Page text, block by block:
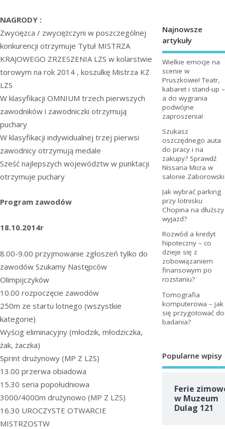
NAGRODY :
Zwycięzca / zwyciężczyni w poszczególnej
konkurencji otrzymuje Tytuł MISTRZA
KRAJOWEGO ZRZESZENIA LZS w kolarstwie
torowym na rok 2014 , koszulkę Mistrza KZ
LZS
W klasyfikacji OMNIUM trzech pierwszych
zawodników i zawodniczki otrzymują
puchary
W klasyfikacji indywidualnej trzej pierwsi
zawodnicy otrzymują medale
Sześć najlepszych województw w punktacji
otrzymuje puchary
Program zawodów
18.10.2014r
8.00-9.00 przyjmowanie zgłoszeń tylko do
zawodów Szukamy Następców
Olimpijczyków
10.00 rozpoczęcie zawodów
250m ze startu lotnego (wszystkie
kategorie)
Wyścig eliminacyjny (młodzik, młodziczka,
żak, żaczka)
Sprint drużynowy (MP Z LZS)
13.00 przerwa obiadowa
15.30 seria popołudniowa
3000/4000m drużynowo (MP Z LZS)
16.30 UROCZYSTE OTWARCIE
MISTRZOSTW
Najnowsze
artykuły
Wielkie emocje na
scenie w
Pruszkowie! Teatr,
kabaret i stand-up –
a do wygrania
podwójne
zaproszenia!
Szukasz
oszczędnego auta
do pracy i na
zakupy? Sprawdź
Nissana Micra w
salonie Zaborowski
Jak wybrać parking
przy lotnisku
Chopina na dłuższy
wyjazd?
Rozwód a kredyt
hipoteczny – co
dzieje się z
zobowiązaniem
finansowym po
rozstaniu?
Tomografia
komputerowa – jak
się przygotować do
badania?
Popularne wpisy
Ferie
w Muzeum
Dulag 121